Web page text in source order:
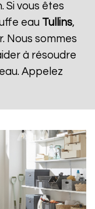
Si vous êtes
eau Tullins,
Nous sommes
à résoudre
Appelez